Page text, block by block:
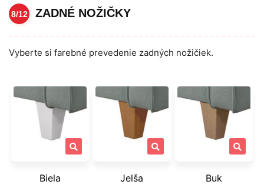
8/12 ZADNÉ NOŽIČKY
Vyberte si farebné prevedenie zadných nožičiek.
Biela Jelša Buk